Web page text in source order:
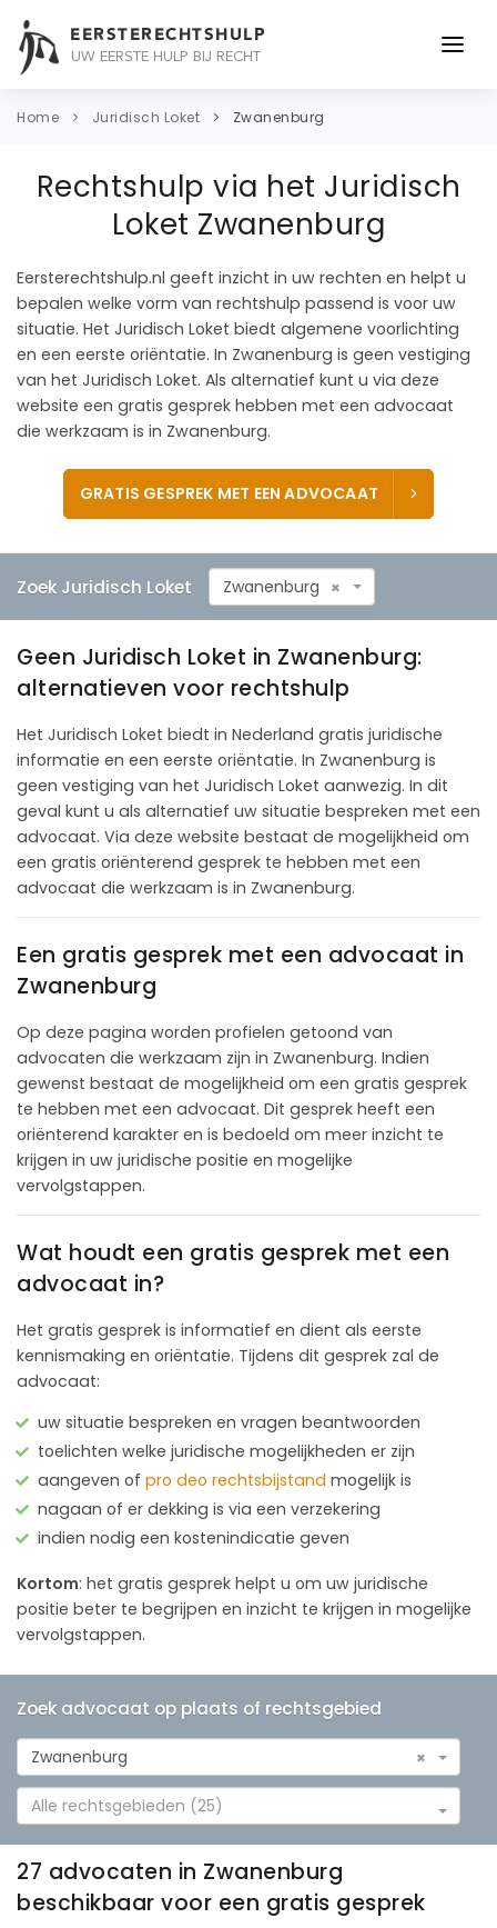
EERSTERECHTSHULP
UW EERSTE HULP BIJ RECHT
ONDERWERPEN
ADVOCAAT
CONTACT
Home Juridisch Loket Zwanenburg
Rechtshulp via het Juridisch
Loket Zwanenburg
Eersterechtshulp.nl geeft inzicht in uw rechten en helpt u
bepalen welke vorm van rechtshulp passend is voor uw
situatie. Het Juridisch Loket biedt algemene voorlichting
en een eerste oriëntatie. In Zwanenburg is geen vestiging
van het Juridisch Loket. Als alternatief kunt u via deze
website een gratis gesprek hebben met een advocaat
die werkzaam is in Zwanenburg.
GRATIS GESPREK MET EEN ADVOCAAT
Zoek Juridisch Loket ×
Zwanenburg
Geen Juridisch Loket in Zwanenburg:
alternatieven voor rechtshulp
Het Juridisch Loket biedt in Nederland gratis juridische
informatie en een eerste oriëntatie. In Zwanenburg is
geen vestiging van het Juridisch Loket aanwezig. In dit
geval kunt u als alternatief uw situatie bespreken met een
advocaat. Via deze website bestaat de mogelijkheid om
een gratis oriënterend gesprek te hebben met een
advocaat die werkzaam is in Zwanenburg.
Een gratis gesprek met een advocaat in
Zwanenburg
Op deze pagina worden profielen getoond van
advocaten die werkzaam zijn in Zwanenburg. Indien
gewenst bestaat de mogelijkheid om een gratis gesprek
te hebben met een advocaat. Dit gesprek heeft een
oriënterend karakter en is bedoeld om meer inzicht te
krijgen in uw juridische positie en mogelijke
vervolgstappen.
Wat houdt een gratis gesprek met een
advocaat in?
Het gratis gesprek is informatief en dient als eerste
kennismaking en oriëntatie. Tijdens dit gesprek zal de
advocaat:
uw situatie bespreken en vragen beantwoorden
toelichten welke juridische mogelijkheden er zijn
aangeven of pro deo rechtsbijstand mogelijk is
nagaan of er dekking is via een verzekering
indien nodig een kostenindicatie geven
Kortom: het gratis gesprek helpt u om uw juridische
positie beter te begrijpen en inzicht te krijgen in mogelijke
vervolgstappen.
Zoek advocaat op plaats of rechtsgebied
×
Zwanenburg
Alle rechtsgebieden (25)
27 advocaten in Zwanenburg
beschikbaar voor een gratis gesprek